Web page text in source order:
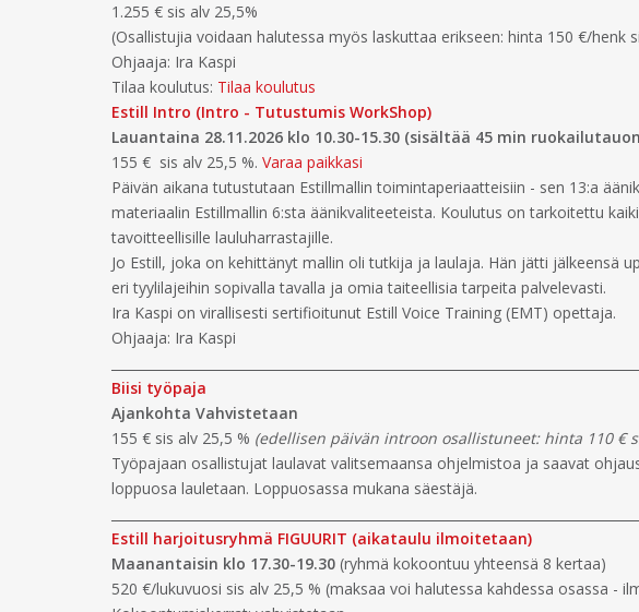
1.255 € sis alv 25,5%
(Osallistujia voidaan halutessa myös laskuttaa erikseen: hinta 150 €/
Ohjaaja: Ira Kaspi
Tilaa koulutus: Tilaa koulutus
Estill Intro (Intro - Tutustumis WorkShop)
Lauantaina 28.11.2026 klo 10.30-15.30 (sisältää 45 min
155 € sis alv 25,5 %. Varaa paikkasi
Päivän aikana tutustutaan Estillmallin toimintaperiaatteisiin - sen 13:a
materiaalin Estillmallin 6:sta äänikvaliteeteista. Koulutus on tarkoitettu
tavoitteellisille lauluharrastajille.
Jo Estill, joka on kehittänyt mallin oli tutkija ja laulaja. Hän jätti jälkeensä
eri tyylilajeihin sopivalla tavalla ja omia taiteellisia tarpeita palvelevasti.
Ira Kaspi on virallisesti sertifioitunut Estill Voice Training (EMT) opettaja.
Ohjaaja: Ira Kaspi
Biisi työpaja
Ajankohta Vahvistetaan
155 € sis alv 25,5 % (edellisen päivän introon osallistuneet: hinta 110 €
Työpajaan osallistujat laulavat valitsemaansa ohjelmistoa ja saavat
loppuosa lauletaan. Loppuosassa mukana säestäjä.
Estill harjoitusryhmä FIGUURIT (aikataulu ilmoitetaan)
Maanantaisin klo 17.30-19.30 (ryhmä kokoontuu yhteensä 8 kertaa)
520 €/lukuvuosi sis alv 25,5 % (maksaa voi halutessa kahdessa osassa -